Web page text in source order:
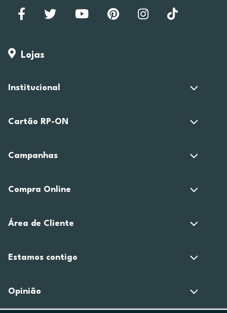
Lojas
Institucional
Cartão RP-ON
Campanhas
Compra Online
Área de Cliente
Estamos contigo
Opinião